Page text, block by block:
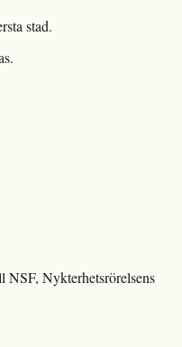
stad.
NSF, Nykterhetsrörelsens